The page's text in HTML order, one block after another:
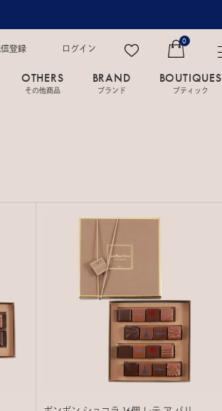
登録 ログイン
0
OTHERS
その他商品
BRAND
ブランド
BOUTIQUES
ブティック